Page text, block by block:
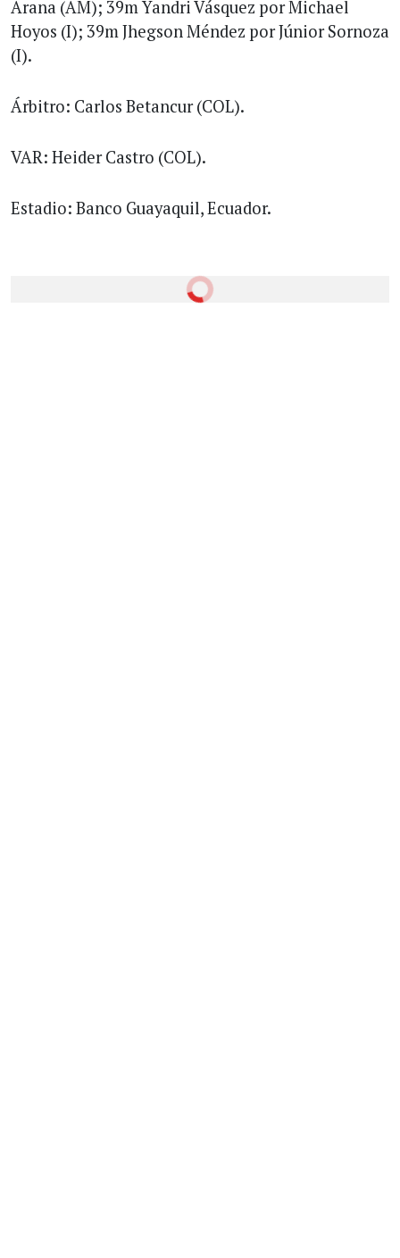
Arana (AM); 39m Yandri Vásquez por Michael
Hoyos (I); 39m Jhegson Méndez por Júnior Sornoza
(I).
Árbitro: Carlos Betancur (COL).
VAR: Heider Castro (COL).
Estadio: Banco Guayaquil, Ecuador.